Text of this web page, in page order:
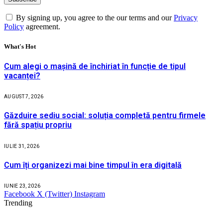
By signing up, you agree to the our terms and ourPrivacy
Policy agreement.
What's Hot
Cum alegi o mașină de închiriat în funcție de tipul
vacanței?
AUGUST 7, 2026
Găzduire sediu social: soluția completă pentru firmele
fără spațiu propriu
IULIE 31, 2026
Cum îți organizezi mai bine timpul în era digitală
IUNIE 23, 2026
Facebook X (Twitter) Instagram
Trending